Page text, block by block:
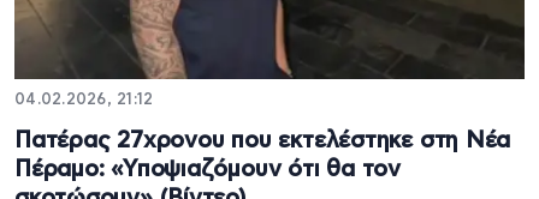
04.02.2026, 21:12
Πατέρας 27χρονου που εκτελέστηκε στη Νέα
Πέραμο: «Υποψιαζόμουν ότι θα τον